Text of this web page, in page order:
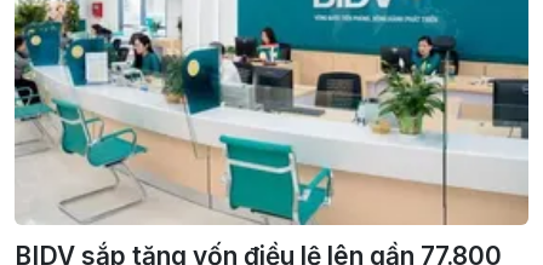
BIDV sắp tăng vốn điều lệ lên gần 77.800